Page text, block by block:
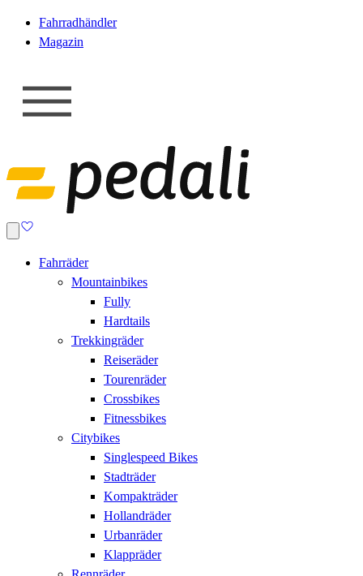
Fahrradhändler
Magazin
Fahrräder
Mountainbikes
Fully
Hardtails
Trekkingräder
Reiseräder
Tourenräder
Crossbikes
Fitnessbikes
Citybikes
Singlespeed Bikes
Stadträder
Kompakträder
Hollandräder
Urbanräder
Klappräder